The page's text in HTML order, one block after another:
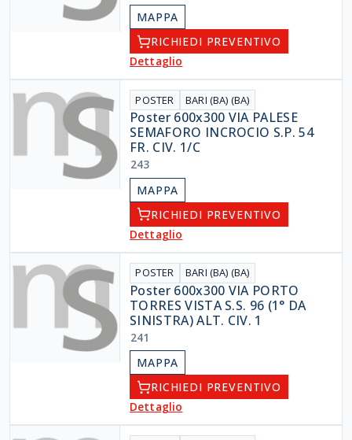
MAPPA
RICHIEDI PREVENTIVO
Dettaglio
POSTER BARI (BA) (BA)
Poster 600x300 VIA PALESE
SEMAFORO INCROCIO S.P. 54
FR. CIV. 1/C
243
MAPPA
RICHIEDI PREVENTIVO
Dettaglio
POSTER BARI (BA) (BA)
Poster 600x300 VIA PORTO
TORRES VISTA S.S. 96 (1° DA
SINISTRA) ALT. CIV. 1
241
MAPPA
RICHIEDI PREVENTIVO
Dettaglio